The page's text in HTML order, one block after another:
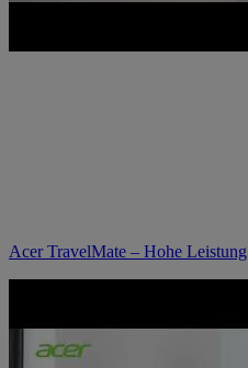
Acer TravelMate – Hohe